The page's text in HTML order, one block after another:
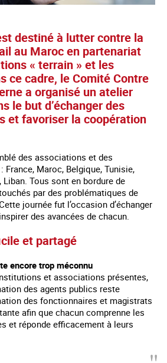
destiné à lutter contre la
au Maroc en partenariat
« terrain » et les
ce cadre, le Comité Contre
a organisé un atelier
le but d’échanger des
et favoriser la coopération
des associations et des
Maroc, Belgique, Tunisie,
Liban. Tous sont en bordure de
par des problématiques de
journée fut l’occasion d’échanger
des avancées de chacun.
et partagé
encore trop méconnu
et associations présentes,
des agents publics reste
des fonctionnaires et magistrats
afin que chacun comprenne les
et réponde efficacement à leurs